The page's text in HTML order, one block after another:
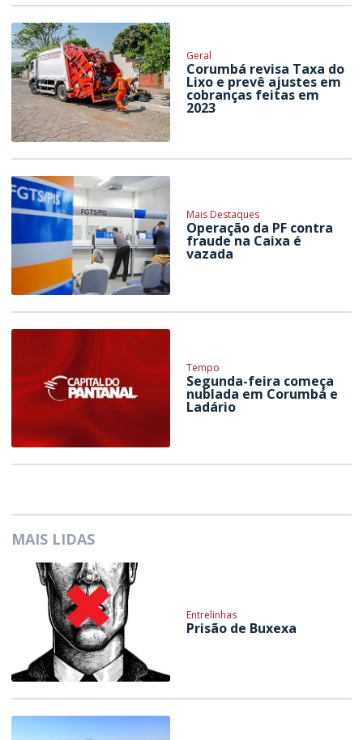
Geral
Corumbá revisa Taxa do
Lixo e prevê ajustes em
cobranças feitas em
2023
Mais Destaques
Operação da PF contra
fraude na Caixa é
vazada
Tempo
Segunda-feira começa
nublada em Corumbá e
Ladário
MAIS LIDAS
Entrelinhas
Prisão de Buxexa